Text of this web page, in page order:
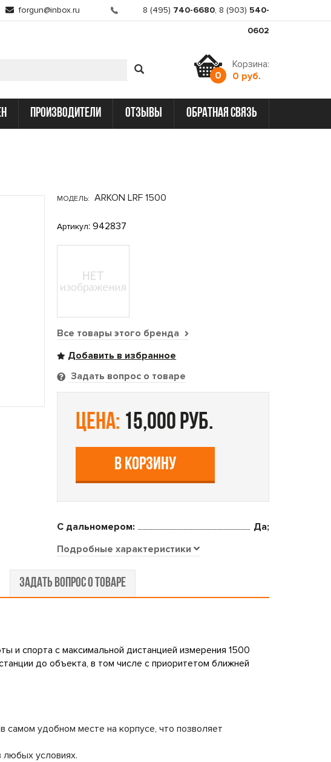
forgun@inbox.ru 8 (495) 740-6680, 8 (903) 540-
0602
0
Корзина:
0 руб.
производители отзывы обратная связь
МОДЕЛЬ: ARKON LRF 1500
Артикул: 942837
Все товары этого бренда
Задать вопрос о товаре
цена: 15,000 руб.
В КОРЗИНУ
С дальномером:
Да;
Подробные характеристики
ЗАДАТЬ ВОПРОС О ТОВАРЕ
и спорта с максимальной дистанцией измерения 1500
до объекта, в том числе с приоритетом ближней
самом удобном месте на корпусе, что позволяет
условиях.